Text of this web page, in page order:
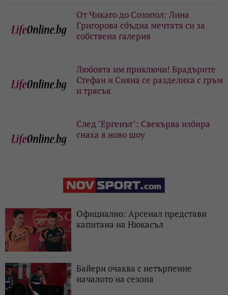
От Чикаго до Созопол: Лина
Григорова сбъдна мечтата си за
собствена галерия
Любовта им приключи! Брадърите
Стефан и Сияна се разделиха с гръм
и трясък
След "Ергенът": Свекърва избира
снаха в ново шоу
Официално: Арсенал представи
капитана на Нюкасъл
Байерн очаква с нетърпение
началото на сезона